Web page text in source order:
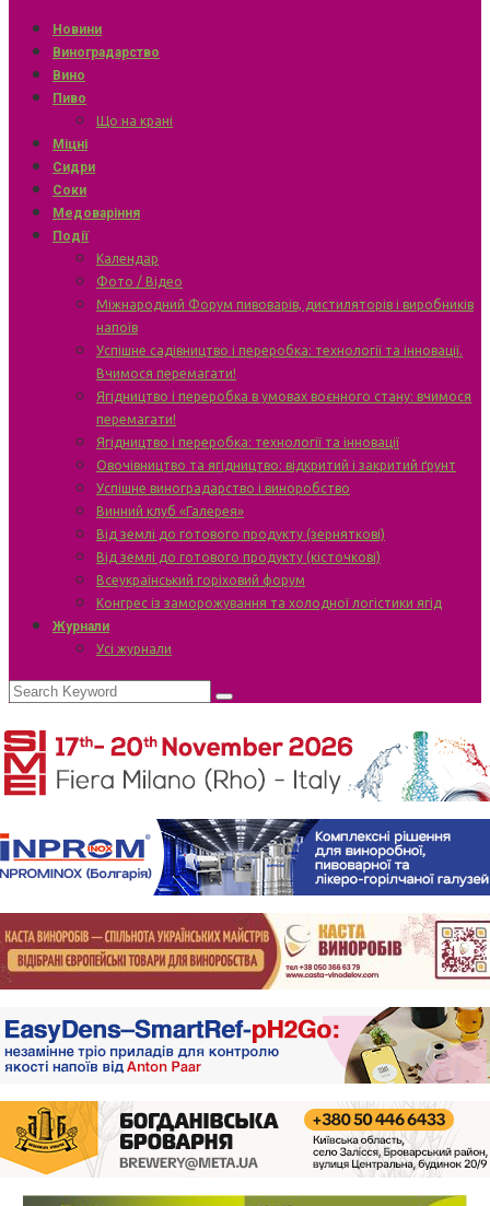
Новини
Виноградарство
Вино
Пиво
Що на крані
Міцні
Сидри
Соки
Медоваріння
Події
Календар
Фото / Відео
Міжнародний Форум пивоварів, дистиляторів і виробників
напоїв
Успішне садівництво і переробка: технології та інновації.
Вчимося перемагати!
Ягідництво і переробка в умовах воєнного стану: вчимося
перемагати!
Ягідництво і переробка: технології та інновації
Овочівництво та ягідництво: відкритий і закритий ґрунт
Успішне виноградарство і виноробство
Винний клуб «Галерея»
Від землі до готового продукту (зерняткові)
Від землі до готового продукту (кісточкові)
Всеукраїнський горіховий форум
Конгрес із заморожування та холодної логістики ягід
Журнали
Усі журнали